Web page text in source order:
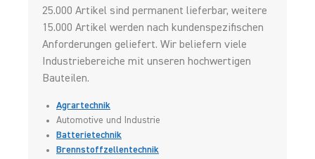
25.000 Artikel sind permanent lieferbar, weitere
15.000 Artikel werden nach kundenspezifischen
Anforderungen geliefert. Wir beliefern viele
Industriebereiche mit unseren hochwertigen
Bauteilen.
Agrartechnik
Automotive und Industrie
Batterietechnik
Brennstoffzellentechnik